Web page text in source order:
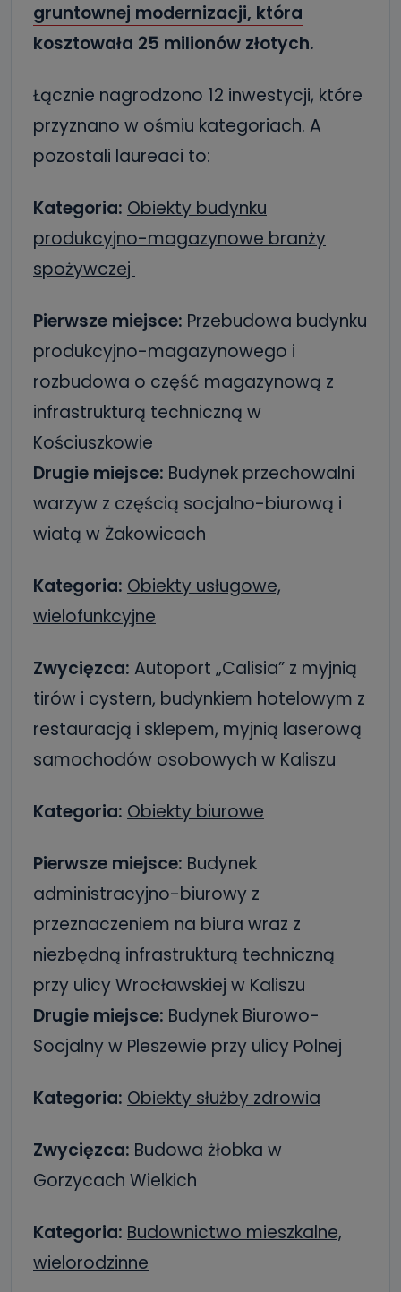
gruntownej modernizacji, która
kosztowała 25 milionów złotych.
Łącznie nagrodzono 12 inwestycji, które
przyznano w ośmiu kategoriach. A
pozostali laureaci to:
Kategoria: Obiekty budynku
produkcyjno-magazynowe branży
spożywczej
Pierwsze miejsce: Przebudowa budynku
produkcyjno-magazynowego i
rozbudowa o część magazynową z
infrastrukturą techniczną w
Kościuszkowie
Drugie miejsce: Budynek przechowalni
warzyw z częścią socjalno-biurową i
wiatą w Żakowicach
Kategoria: Obiekty usługowe,
wielofunkcyjne
Zwycięzca: Autoport „Calisia” z myjnią
tirów i cystern, budynkiem hotelowym z
restauracją i sklepem, myjnią laserową
samochodów osobowych w Kaliszu
Kategoria: Obiekty biurowe
Pierwsze miejsce: Budynek
administracyjno-biurowy z
przeznaczeniem na biura wraz z
niezbędną infrastrukturą techniczną
przy ulicy Wrocławskiej w Kaliszu
Drugie miejsce: Budynek Biurowo-
Socjalny w Pleszewie przy ulicy Polnej
Kategoria: Obiekty służby zdrowia
Zwycięzca: Budowa żłobka w
Gorzycach Wielkich
Kategoria: Budownictwo mieszkalne,
wielorodzinne